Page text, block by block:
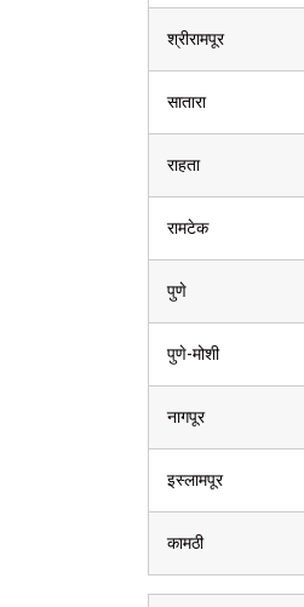
श्रीरामपूर
सातारा
राहता
रामटेक
पुणे
पुणे-मोशी
नागपूर
इस्लामपूर
कामठी